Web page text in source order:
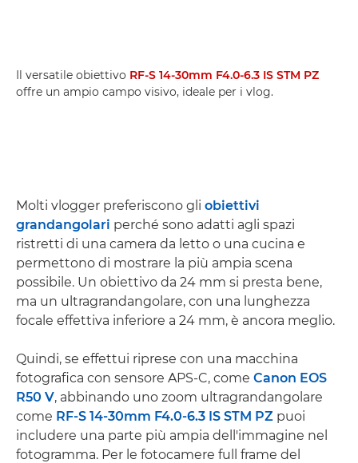
Il versatile obiettivo RF-S 14-30mm F4.0-6.3 IS STM PZ
offre un ampio campo visivo, ideale per i vlog.
Molti vlogger preferiscono gli obiettivi
grandangolari perché sono adatti agli spazi
ristretti di una camera da letto o una cucina e
permettono di mostrare la più ampia scena
possibile. Un obiettivo da 24 mm si presta bene,
ma un ultragrandangolare, con una lunghezza
focale effettiva inferiore a 24 mm, è ancora meglio.
Quindi, se effettui riprese con una macchina
fotografica con sensore APS-C, come Canon EOS
R50 V, abbinando uno zoom ultragrandangolare
come RF-S 14-30mm F4.0-6.3 IS STM PZ puoi
includere una parte più ampia dell'immagine nel
fotogramma. Per le fotocamere full frame del